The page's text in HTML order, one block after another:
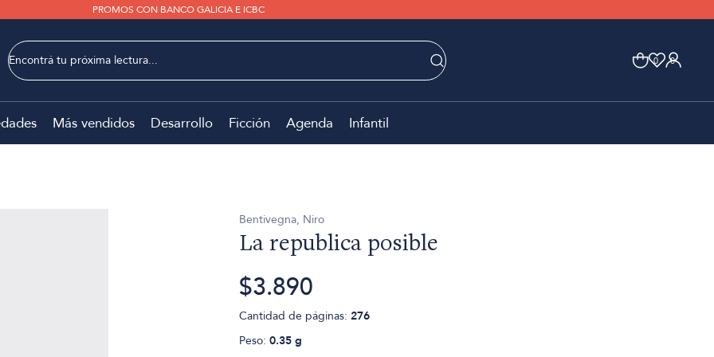
PROMOS CON BANCO GALICIA E ICBC
0 0
Más vendidos Desarrollo Ficción Agenda Infantil
Bentivegna, Niro
La republica posible
$3.890
Cantidad de páginas: 276
Peso: 0.35 g